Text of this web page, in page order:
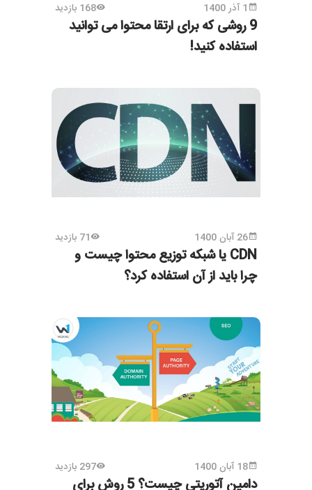
1 آذر 1400 168 بازدید
9 روشی که برای ارتقا محتوا می توانید
استفاده کنید!
26 آبان 1400 71 بازدید
CDN یا شبکه توزیع محتوا چیست و
چرا باید از آن استفاده کرد؟
18 آبان 1400 297 بازدید
دامین آتوریتی چیست؟ 5 روش برای